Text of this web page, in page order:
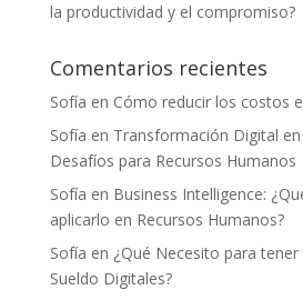
la productividad y el compromiso?
Comentarios recientes
Sofía en Cómo reducir los costos
Sofía en Transformación Digital en
Desafíos para Recursos Humanos
Sofía en Business Intelligence:
aplicarlo en Recursos Humanos?
Sofía en ¿Qué Necesito para tener
Sueldo Digitales?